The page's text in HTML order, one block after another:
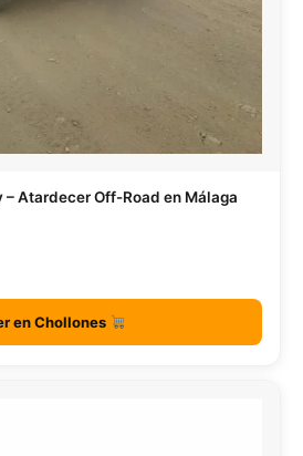
– Atardecer Off-Road en Málaga
en Chollones